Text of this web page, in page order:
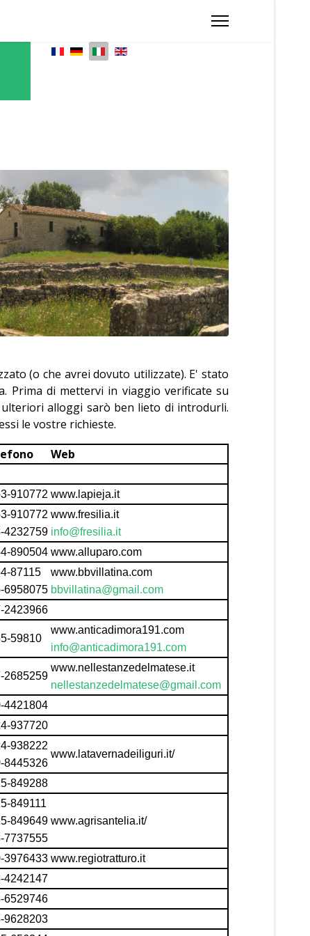
Seleziona la tua lingua
(o che avrei dovuto utilizzate). E' stato
Prima di mettervi in viaggio verificate su
alloggi sarò ben lieto di introdurli.
le vostre richieste.
Web
910772 www.lapieja.it
910772
4232759
www.fresilia.it
info@fresilia.it
890504 www.alluparo.com
87115
6958075
www.bbvillatina.com
bbvillatina@gmail.com
2423966
59810
www.anticadimora191.com
info@anticadimora191.com
2685259
www.nellestanzedelmatese.it
nellestanzedelmatese@gmail.com
4421804
937720
938222
8445326
www.latavernadeiliguri.it/
849288
849111
849649
7737555
www.agrisantelia.it/
3976433 www.regiotratturo.it
4242147
6529746
9628203